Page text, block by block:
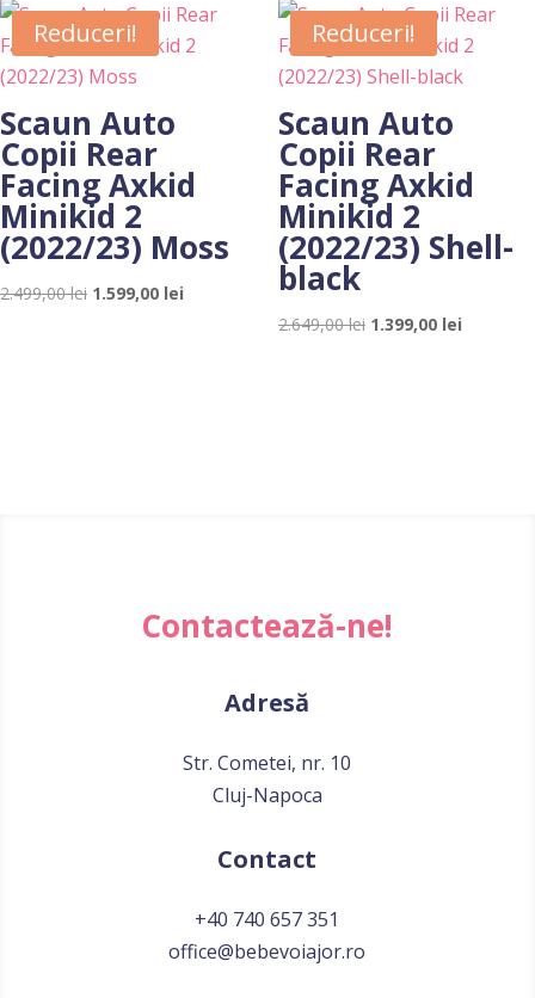
3.990,00 lei.
Reduceri!
Scaun Auto
Copii Rear
Facing Axkid
Minikid 2
(2022/23) Moss
2.499,00lei Prețul
1.599,00 lei
Reduceri!
Scaun Auto
Copii Rear
Facing Axkid
Minikid 2
(2022/23) Shell-
black
2.649,00lei Prețul
1.399,00 leiPrețul
Contactează-ne!
Adresă
Str. Cometei, nr. 10
Cluj-Napoca
Contact
+40 740 657 351
office@bebevoiajor.ro